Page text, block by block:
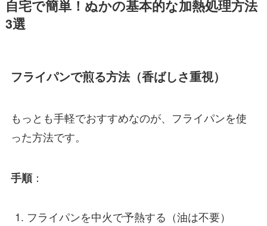
自宅で簡単！ぬかの基本的な加熱処理方法
3選
フライパンで煎る方法（香ばしさ重視）
もっとも手軽でおすすめなのが、フライパンを使
った方法です。
手順：
フライパンを中火で予熱する（油は不要）